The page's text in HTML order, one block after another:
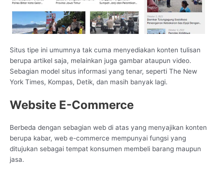
Situs tipe ini umumnya tak cuma menyediakan konten tulisan
berupa artikel saja, melainkan juga gambar ataupun video.
Sebagian model situs informasi yang tenar, seperti The New
York Times, Kompas, Detik, dan masih banyak lagi.
Website E-Commerce
Berbeda dengan sebagian web di atas yang menyajikan konten
berupa kabar, web e-commerce mempunyai fungsi yang
ditujukan sebagai tempat konsumen membeli barang maupun
jasa.